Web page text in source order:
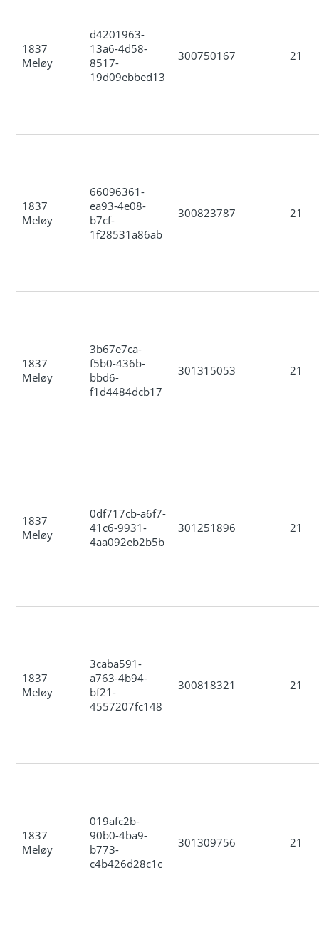
1837
Meløy
d4201963-
13a6-4d58-
8517-
19d09ebbed13
300750167 21
1837
Meløy
66096361-
ea93-4e08-
b7cf-
1f28531a86ab
300823787 21
1837
Meløy
3b67e7ca-
f5b0-436b-
bbd6-
f1d4484dcb17
301315053 21
1837
Meløy
0df717cb-a6f7-
41c6-9931-
4aa092eb2b5b
301251896 21
1837
Meløy
3caba591-
a763-4b94-
bf21-
4557207fc148
300818321 21
1837
Meløy
019afc2b-
90b0-4ba9-
b773-
c4b426d28c1c
301309756 21